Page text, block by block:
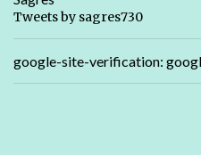
Tweets by sagres730
google-site-verification: